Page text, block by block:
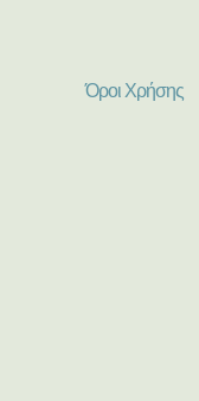
Όροι Χρήσης